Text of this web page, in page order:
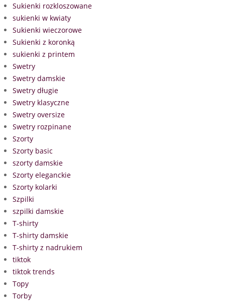
Sukienki rozkloszowane
sukienki w kwiaty
Sukienki wieczorowe
Sukienki z koronką
sukienki z printem
Swetry
Swetry damskie
Swetry długie
Swetry klasyczne
Swetry oversize
Swetry rozpinane
Szorty
Szorty basic
szorty damskie
Szorty eleganckie
Szorty kolarki
Szpilki
szpilki damskie
T-shirty
T-shirty damskie
T-shirty z nadrukiem
tiktok
tiktok trends
Topy
Torby